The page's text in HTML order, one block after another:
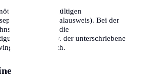
Sie einen gültigen
oder Personalausweis). Bei der
ist zudem die
(in DE) bzw. der unterschriebene
erforderlich.
buchen